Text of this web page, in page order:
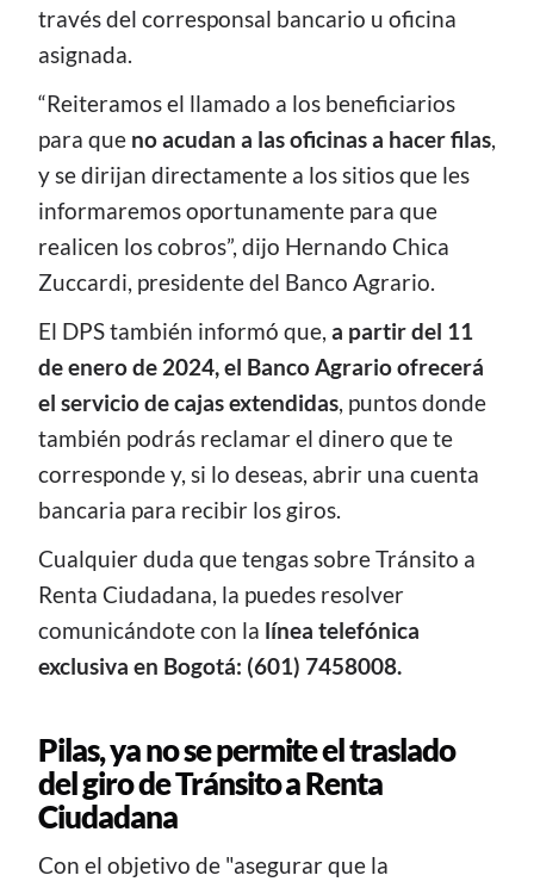
través del corresponsal bancario u oficina
asignada.
“Reiteramos el llamado a los beneficiarios
para que no acudan a las oficinas a hacer filas,
y se dirijan directamente a los sitios que les
informaremos oportunamente para que
realicen los cobros”, dijo Hernando Chica
Zuccardi, presidente del Banco Agrario.
El DPS también informó que, a partir del 11
de enero de 2024, el Banco Agrario ofrecerá
el servicio de cajas extendidas, puntos donde
también podrás reclamar el dinero que te
corresponde y, si lo deseas, abrir una cuenta
bancaria para recibir los giros.
Cualquier duda que tengas sobre Tránsito a
Renta Ciudadana, la puedes resolver
comunicándote con la línea telefónica
exclusiva en Bogotá: (601) 7458008.
Pilas, ya no se permite el traslado
del giro de Tránsito a Renta
Ciudadana
Con el objetivo de "asegurar que la